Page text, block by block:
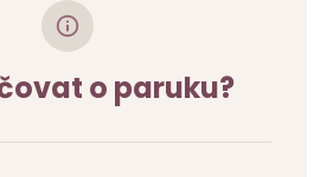
o paruku?